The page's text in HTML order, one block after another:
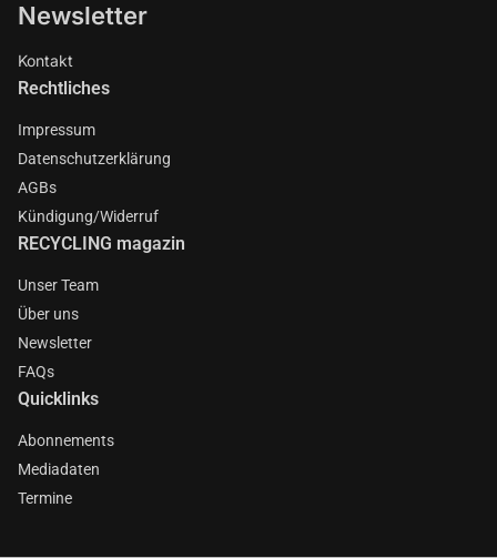
Newsletter
Kontakt
Rechtliches
Impressum
Datenschutzerklärung
AGBs
Kündigung/Widerruf
RECYCLING magazin
Unser Team
Über uns
Newsletter
FAQs
Quicklinks
Abonnements
Mediadaten
Termine